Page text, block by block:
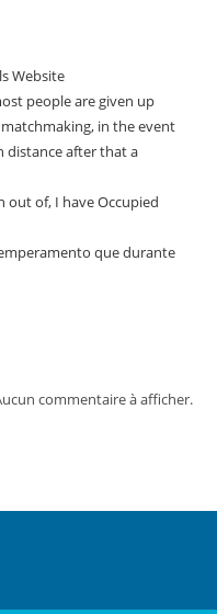
Website
people are given up
in the event
distance after that a
out of, I have Occupied
que durante
commentaire à afficher.